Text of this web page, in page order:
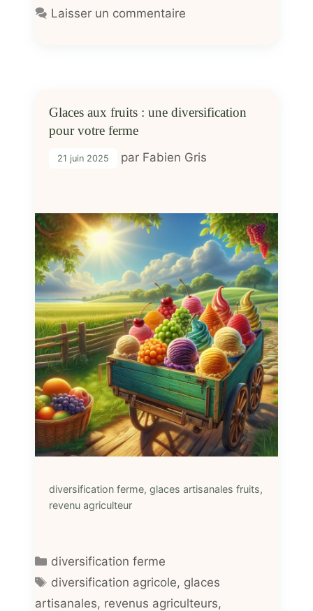
Laisser un commentaire
Glaces aux fruits : une diversification
pour votre ferme
21 juin 2025 par Fabien Gris
diversification ferme, glaces artisanales fruits,
revenu agriculteur
Catégories
diversification ferme
Étiquettes
diversification agricole, glaces
artisanales, revenus agriculteurs,